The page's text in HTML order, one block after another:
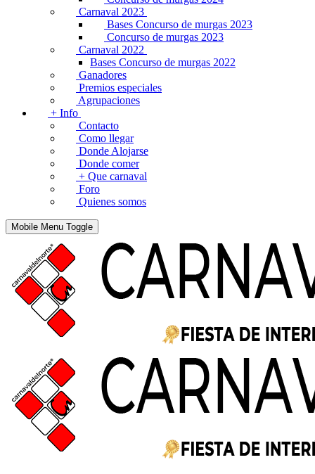
Carnaval 2023
Bases Concurso de murgas 2023
Concurso de murgas 2023
Carnaval 2022
Bases Concurso de murgas 2022
Ganadores
Premios especiales
Agrupaciones
+ Info
Contacto
Como llegar
Donde Alojarse
Donde comer
+ Que carnaval
Foro
Quienes somos
Mobile Menu Toggle